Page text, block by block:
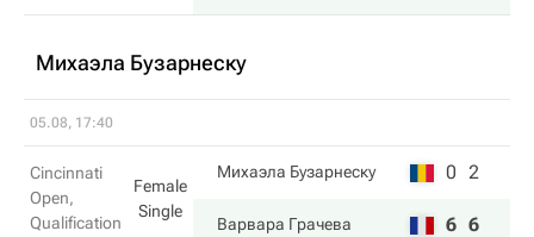
Михаэла Бузарнеску
05.08, 17:40
Cincinnati
Open,
Qualification
Female
Single
Михаэла Бузарнеску 0 2
Варвара Грачева 6 6